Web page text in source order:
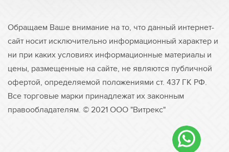
Обращаем Ваше внимание на то, что данный интернет-
сайт носит исключительно информационный характер и
ни при каких условиях информационные материалы и
цены, размещенные на сайте, не являются публичной
офертой, определяемой положениями ст. 437 ГК РФ.
Все торговые марки принадлежат их законным
правообладателям. © 2021 ООО "Витрекс"